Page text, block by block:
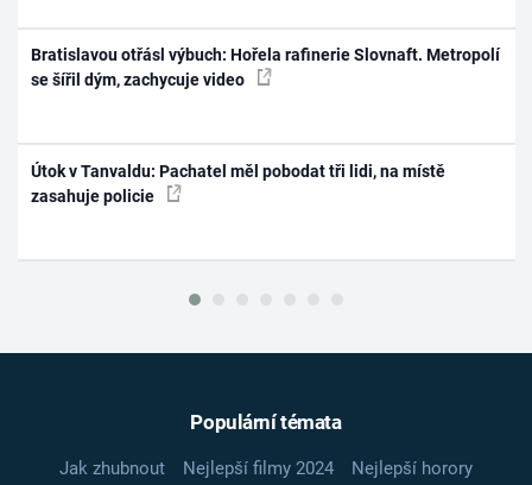
Bratislavou otřásl výbuch: Hořela rafinerie Slovnaft. Metropolí
se šířil dým, zachycuje video
Útok v Tanvaldu: Pachatel měl pobodat tři lidi, na místě
zasahuje policie
Populární témata
Jak zhubnout Nejlepší filmy 2024
Nejlepší horory